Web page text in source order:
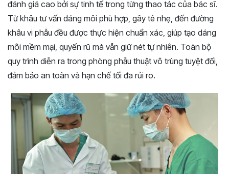
đánh giá cao bởi sự tinh tế trong từng thao tác của bác sĩ.
Từ khâu tư vấn dáng môi phù hợp, gây tê nhẹ, đến đường
khâu vi phẫu đều được thực hiện chuẩn xác, giúp tạo dáng
môi mềm mại, quyến rũ mà vẫn giữ nét tự nhiên. Toàn bộ
quy trình diễn ra trong phòng phẫu thuật vô trùng tuyệt đối,
đảm bảo an toàn và hạn chế tối đa rủi ro.